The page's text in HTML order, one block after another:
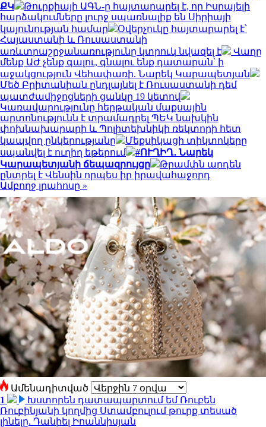
ՔԿ
Թուրքիայի ԱԳՆ-ը հայտարարել է, որ Իսրայելի
հարձակումները լուրջ սպառնալիք են Սիրիայի
կայունության համար
Օվերչուկը հայտարարել է՝
Հայաստանի և Ռուսաստանի
առևտրաշրջանառությունը կտրուկ նվազել է
Վաղը
մենք ԱԺ չենք գալու, գնալու ենք դատարան՝ ի
աջակցություն Վեհափառի. Նարեկ Կարապետյան
Մեծ Բրիտանիան ընդլայնել է Ռուսաստանի դեմ
պատժամիջոցների ցանկը 19 կետով
Կառավարությունը հերթական մաքսային
արտոնությունն է տրամադրել ՊԵԿ նախկին
փոխնախարարի և Պոլիտեխնիկի ռեկտորի հետ
կապվող ընկերությանը
Մեքսիկացի տիկտոկերը
սպանվել է ուղիղ եթերում
#ՈՒՂԻՂ․ Նարեկ
Կարապետյանի ճեպազրույցը
Թրամփն արդեն
ընտրել է Վենսին որպես իր իրավահաջորդ
Ամբողջ լրահոսը »
Ամենադիտված
1
Խստորեն դատապարտում եմ Ռուբեն
Ռուբինյանի կողմից Ստամբուլում թուրք տեսած
լինելը. Դանիել Իոաննիսյան